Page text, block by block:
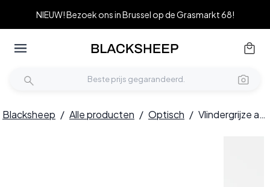
NIEUW! Bezoek ons in Brussel op de Grasmarkt 68!
Blacksheep / Alle producten / Optisch / Vlindergrijze acetaatbril #BS2012-0506